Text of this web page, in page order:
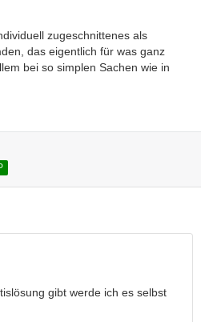
zugeschnittenes als
das eigentlich für was ganz
bei so simplen Sachen wie in
gibt werde ich es selbst